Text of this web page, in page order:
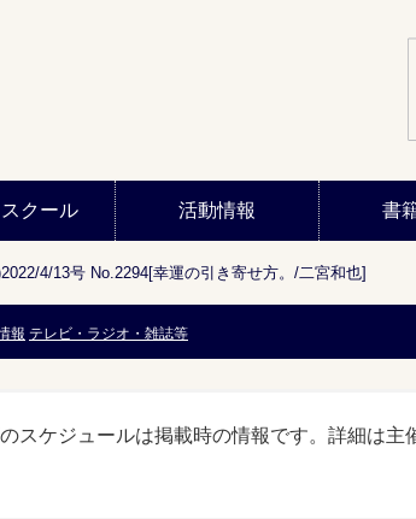
クール 活動情報 書
4/13号 No.2294[幸運の引き寄せ方。/二宮和也]
報 テレビ・ラジオ・雑誌等
スケジュールは掲載時の情報です。詳細は